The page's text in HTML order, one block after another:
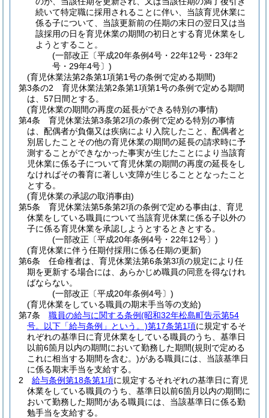
続いて特定職に採用されることに伴い、当該育児休業に
係る子について、当該更新前の任期の末日の翌日又は当
該採用の日を育児休業の期間の初日とする育児休業をし
ようとすること。
(一部改正〔平成20年条例4号・22年12号・23年2
号・29年4号〕)
(育児休業法第2条第1項第1号の条例で定める期間)
第3条の2
育児休業法第2条第1項第1号の条例で定める期間
は、57日間とする。
(育児休業の期間の再度の延長ができる特別の事情)
第4条
育児休業法第3条第2項の条例で定める特別の事情
は、配偶者が負傷又は疾病により入院したこと、配偶者と
別居したことその他の育児休業の期間の延長の請求時に予
測することができなかった事実が生じたことにより当該育
児休業に係る子について育児休業の期間の再度の延長をし
なければその養育に著しい支障が生じることとなったこと
とする。
(育児休業の承認の取消事由)
第5条
育児休業法第5条第2項の条例で定める事由は、育児
休業をしている職員について当該育児休業に係る子以外の
子に係る育児休業を承認しようとするときとする。
(一部改正〔平成20年条例4号・22年12号〕)
(育児休業に伴う任期付採用に係る任期の更新)
第6条
任命権者は、育児休業法第6条第3項の規定により任
期を更新する場合には、あらかじめ職員の同意を得なけれ
ばならない。
(一部改正〔平成20年条例4号〕)
(育児休業をしている職員の期末手当等の支給)
第7条
職員の給与に関する条例(昭和32年松島町告示第54
号。以下「給与条例」という。)第17条第1項に規定するそ
れぞれの基準日に育児休業をしている職員のうち、基準日
以前6箇月以内の期間において勤務した期間(規則で定める
これに相当する期間を含む。)がある職員には、当該基準日
に係る期末手当を支給する。
2
給与条例第18条第1項に規定するそれぞれの基準日に育児
休業をしている職員のうち、基準日以前6箇月以内の期間に
おいて勤務した期間がある職員には、当該基準日に係る勤
勉手当を支給する。